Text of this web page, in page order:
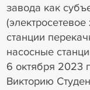
завода как
станции
насосные
6 октября 2023
Викторию